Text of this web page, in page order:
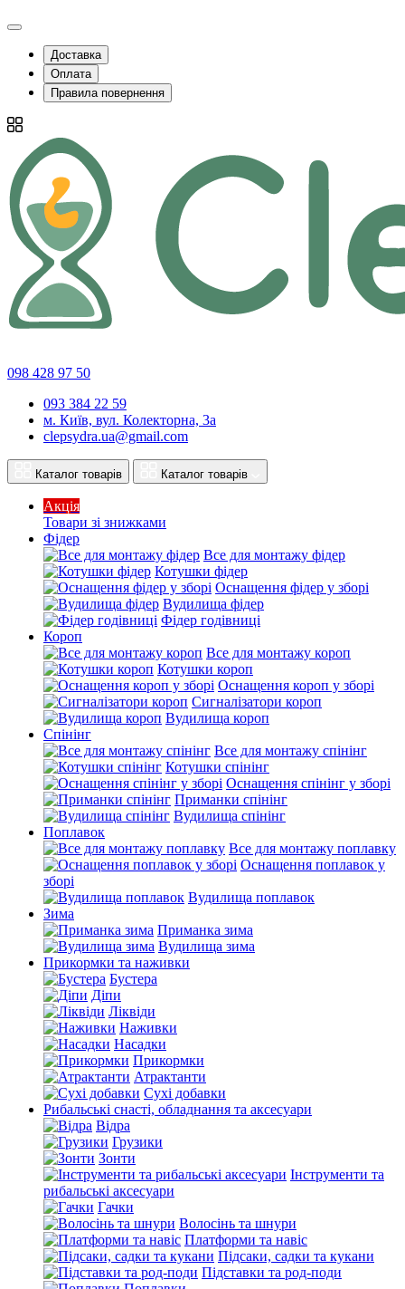
Доставка
Оплата
Правила повернення
098 428 97 50
093 384 22 59
м. Київ, вул. Колекторна, 3а
clepsydra.ua@gmail.com
Каталог товарів Каталог товарів
Акція
Товари зі знижками
Фідер
Все для монтажу фідер
Котушки фідер
Оснащення фідер у зборі
Вудилища фідер
Фідер годівниці
Короп
Все для монтажу короп
Котушки короп
Оснащення короп у зборі
Сигналізатори короп
Вудилища короп
Спінінг
Все для монтажу спінінг
Котушки спінінг
Оснащення спінінг у зборі
Приманки спінінг
Вудилища спінінг
Поплавок
Все для монтажу поплавку
Оснащення поплавок у
зборі
Вудилища поплавок
Зима
Приманка зима
Вудилища зима
Прикормки та наживки
Бустера
Діпи
Ліквіди
Наживки
Насадки
Прикормки
Атрактанти
Сухі добавки
Рибальські снасті, обладнання та аксесуари
Відра
Грузики
Зонти
Інструменти та
рибальські аксесуари
Гачки
Волосінь та шнури
Платформи та навіс
Підсаки, садки та кукани
Підставки та род-поди